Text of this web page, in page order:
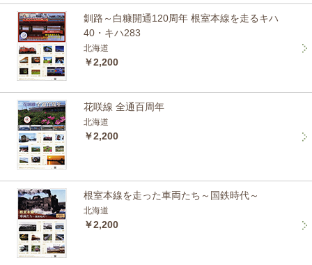
釧路～白糠開通120周年 根室本線を走るキハ
40・キハ283
北海道
￥2,200
花咲線 全通百周年
北海道
￥2,200
根室本線を走った車両たち～国鉄時代～
北海道
￥2,200